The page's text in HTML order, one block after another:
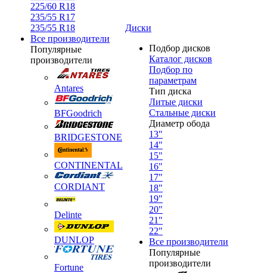
225/60 R18
235/55 R17
235/55 R18
Все производители
Популярные
производители
Antares
BFGoodrich
BRIDGESTONE
CONTINENTAL
CORDIANT
Delinte
DUNLOP
Fortune
Диски
Подбор дисков
Каталог дисков
Подбор по
параметрам
Тип диска
Литые диски
Стальные диски
Диаметр обода
13"
14"
15"
16"
17"
18"
19"
20"
21"
22"
Все производители
Популярные
производители